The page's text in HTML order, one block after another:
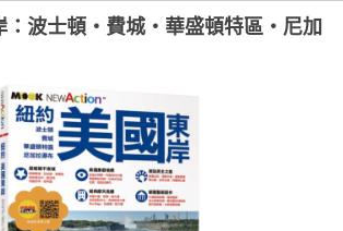
：波士頓‧費城‧華盛頓特區‧尼加